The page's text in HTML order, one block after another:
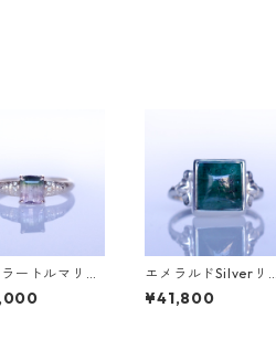
ートルマリン
K10リング FA
タ）[F016]
エメラルドSilverリン
グ SALGA(サルガ）[S
005]
¥41,800